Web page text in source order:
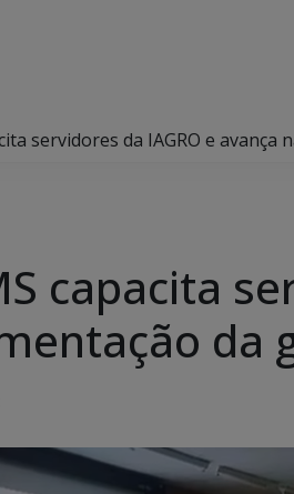
servidores da IAGRO e
capacita
da